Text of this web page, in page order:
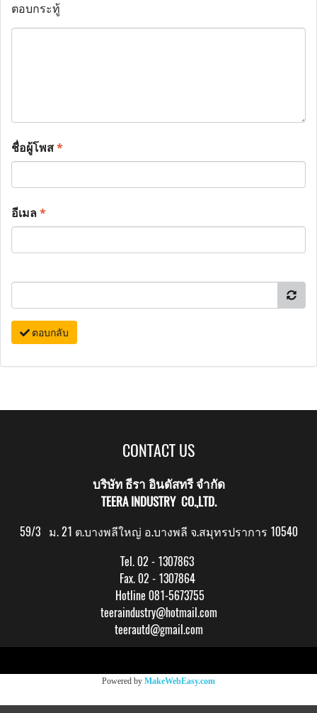
ตอบกระทู้
ชื่อผู้โพส*
อีเมล*
ตอบกลับ
CONTACT US
บริษัท ธีรา อินดัสทรี จำกัด
TEERA INDUSTRY CO.,LTD.
59/3 ม. 21 ต.บางพลีใหญ่ อ.บางพลี จ.สมุทรปราการ 10540
Tel. 02 - 1307863
Fax. 02 - 1307864
Hotline 081-5673755
teeraindustry@hotmail.com
teerautd@gmail.com
Powered by MakeWebEasy.com